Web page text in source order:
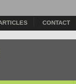
CONTACT